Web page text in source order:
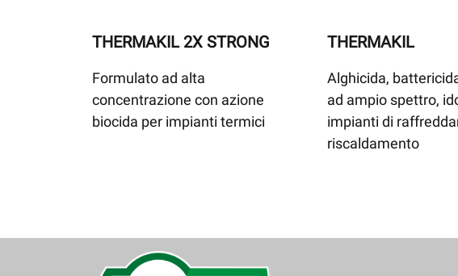
THERMAKIL 2X STRONG
Formulato ad alta
concentrazione con azione
biocida per impianti termici
THERMAKIL
Alghicida,
ad ampio spettro,
impianti di
riscaldamento